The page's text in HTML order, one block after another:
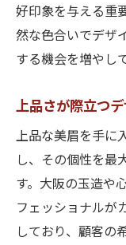
好印象を与える重
然な色合いでデザ
する機会を増やし
上品さが際立つ
上品な美眉を手に
し、その個性を最
す。大阪の玉造や
フェッショナルが
しており、顧客の